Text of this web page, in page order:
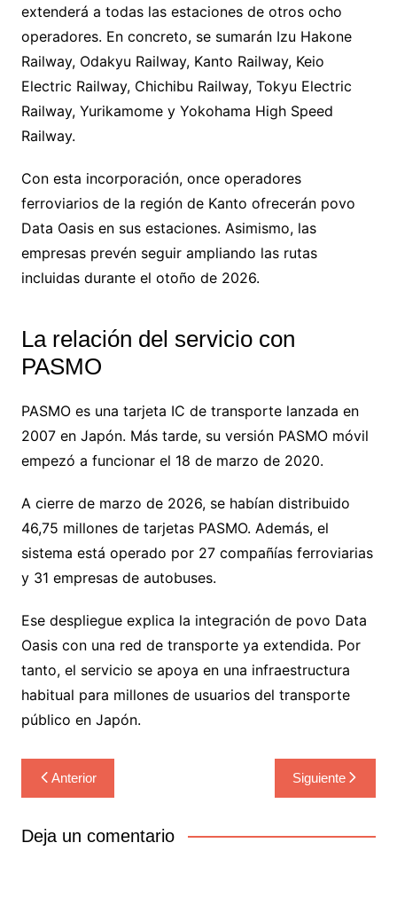
extenderá a todas las estaciones de otros ocho
operadores. En concreto, se sumarán Izu Hakone
Railway, Odakyu Railway, Kanto Railway, Keio
Electric Railway, Chichibu Railway, Tokyu Electric
Railway, Yurikamome y Yokohama High Speed
Railway.
Con esta incorporación, once operadores
ferroviarios de la región de Kanto ofrecerán povo
Data Oasis en sus estaciones. Asimismo, las
empresas prevén seguir ampliando las rutas
incluidas durante el otoño de 2026.
La relación del servicio con
PASMO
PASMO es una tarjeta IC de transporte lanzada en
2007 en Japón. Más tarde, su versión PASMO móvil
empezó a funcionar el 18 de marzo de 2020.
A cierre de marzo de 2026, se habían distribuido
46,75 millones de tarjetas PASMO. Además, el
sistema está operado por 27 compañías ferroviarias
y 31 empresas de autobuses.
Ese despliegue explica la integración de povo Data
Oasis con una red de transporte ya extendida. Por
tanto, el servicio se apoya en una infraestructura
habitual para millones de usuarios del transporte
público en Japón.
Navegación
de
entradas
Anterior Siguiente
Deja un comentario